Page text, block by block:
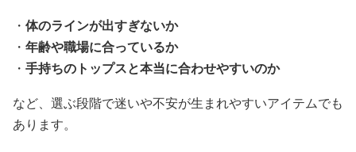
・ 体のラインが出すぎないか
・ 年齢や職場に合っているか
・ 手持ちのトップスと本当に合わせやすいのか
など、選ぶ段階で迷いや不安が生まれやすいアイテムでも
あります。